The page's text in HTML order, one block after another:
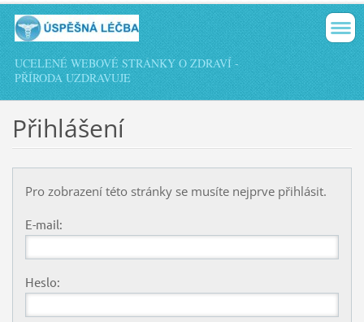
UCELENÉ WEBOVÉ STRÁNKY O ZDRAVÍ -
PŘÍRODA UZDRAVUJE
Přihlášení
Pro zobrazení této stránky se musíte nejprve přihlásit.
E-mail:
Heslo: